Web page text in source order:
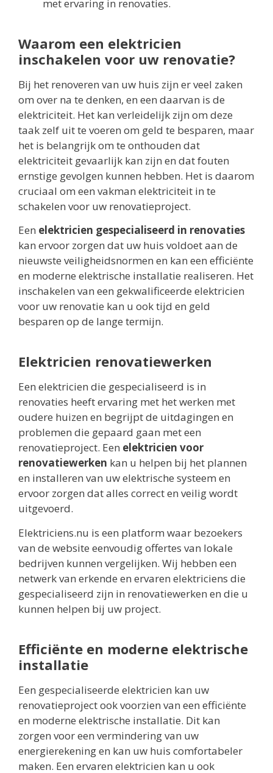
met ervaring in renovaties.
Waarom een elektricien
inschakelen voor uw renovatie?
Bij het renoveren van uw huis zijn er veel zaken
om over na te denken, en een daarvan is de
elektriciteit. Het kan verleidelijk zijn om deze
taak zelf uit te voeren om geld te besparen, maar
het is belangrijk om te onthouden dat
elektriciteit gevaarlijk kan zijn en dat fouten
ernstige gevolgen kunnen hebben. Het is daarom
cruciaal om een vakman elektriciteit in te
schakelen voor uw renovatieproject.
Een elektricien gespecialiseerd in renovaties
kan ervoor zorgen dat uw huis voldoet aan de
nieuwste veiligheidsnormen en kan een efficiënte
en moderne elektrische installatie realiseren. Het
inschakelen van een gekwalificeerde elektricien
voor uw renovatie kan u ook tijd en geld
besparen op de lange termijn.
Elektricien renovatiewerken
Een elektricien die gespecialiseerd is in
renovaties heeft ervaring met het werken met
oudere huizen en begrijpt de uitdagingen en
problemen die gepaard gaan met een
renovatieproject. Een elektricien voor
renovatiewerken kan u helpen bij het plannen
en installeren van uw elektrische systeem en
ervoor zorgen dat alles correct en veilig wordt
uitgevoerd.
Elektriciens.nu is een platform waar bezoekers
van de website eenvoudig offertes van lokale
bedrijven kunnen vergelijken. Wij hebben een
netwerk van erkende en ervaren elektriciens die
gespecialiseerd zijn in renovatiewerken en die u
kunnen helpen bij uw project.
Efficiënte en moderne elektrische
installatie
Een gespecialiseerde elektricien kan uw
renovatieproject ook voorzien van een efficiënte
en moderne elektrische installatie. Dit kan
zorgen voor een vermindering van uw
energierekening en kan uw huis comfortabeler
maken. Een ervaren elektricien kan u ook